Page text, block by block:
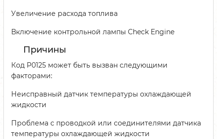
Увеличение расхода топлива
Включение контрольной лампы Check Engine
Причины
Код P0125 может быть вызван следующими
факторами:
Неисправный датчик температуры охлаждающей
жидкости
Проблема с проводкой или соединителями датчика
температуры охлаждающей жидкости